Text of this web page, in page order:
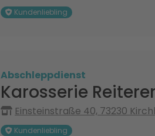
Kundenliebling
Abschleppdienst
Karosserie Reiterer
Einsteinstraße 40, 73230
Kundenliebling